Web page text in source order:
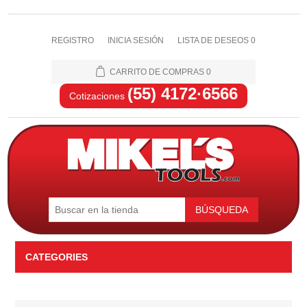
REGISTRO INICIA SESIÓN LISTA DE DESEOS 0
CARRITO DE COMPRAS 0
Cotizaciones (55) 4172·6566
BÚSQUEDA
CATEGORIES